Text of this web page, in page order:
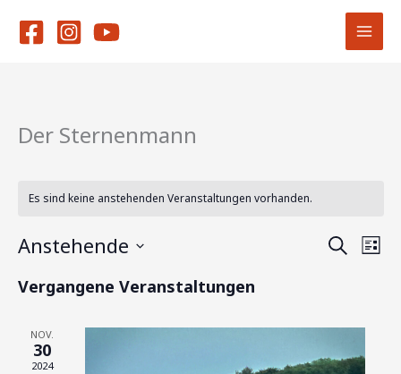
Inhalt
Der Sternenmann
Es sind keine anstehenden Veranstaltungen vorhanden.
Navigation
SucheListe
Anstehende
wählen.
Vergangene Veranstaltungen
NOV.
30
2024